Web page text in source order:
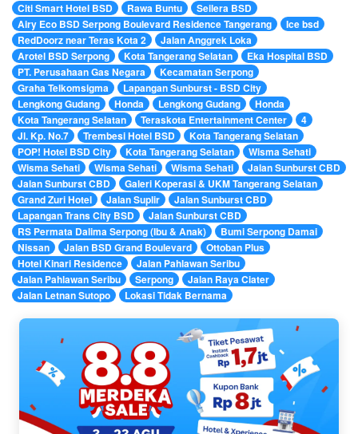
Citi Smart Hotel BSD Rawa Buntu
Seilera BSD
Airy Eco BSD Serpong Boulevard Residence Tangerang
Ice bsd
RedDoorz near Teras Kota 2
Jalan Anggrek Loka
Arotel BSD Serpong
Kota Tangerang Selatan
Eka Hospital BSD
PT. Perusahaan Gas Negara
Kecamatan Serpong
Graha Telkomsigma
Lapangan Sunburst - BSD City
Lengkong Gudang
Honda Lengkong Gudang
Honda
Kota Tangerang Selatan
Teraskota Entertainment Center
4
Jl. Kp. No.7
Trembesi Hotel BSD
Kota Tangerang Selatan
POP! Hotel BSD City
Kota Tangerang Selatan
Wisma Sehati
Wisma Sehati
Wisma Sehati Wisma Sehati
Jalan Sunburst CBD
Jalan Sunburst CBD
Galeri Koperasi & UKM Tangerang Selatan
Grand Zuri Hotel
Jalan Suplir
Jalan Sunburst CBD
Lapangan Trans City BSD
Jalan Sunburst CBD
RS Permata Dalima Serpong (Ibu & Anak)
Bumi Serpong Damai
Nissan
Jalan BSD Grand Boulevard
Ottoban Plus
Hotel Kinari Residence
Jalan Pahlawan Seribu
Jalan Pahlawan Seribu
Serpong
Jalan Raya Ciater
Jalan Letnan Sutopo
Lokasi Tidak Bernama